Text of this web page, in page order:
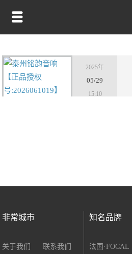
2025年
05/29
15:10
非常城市
关于我们
联系我们
知名品牌
法国·FOCAL